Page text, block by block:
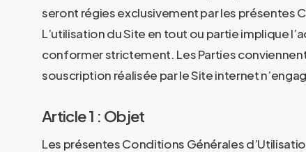
seront régies exclusivement par les présentes
L’utilisation du Site en tout ou partie implique
conformer strictement. Les Parties
souscription réalisée par le Site internet
Article 1 : Objet
Les présentes Conditions Générales